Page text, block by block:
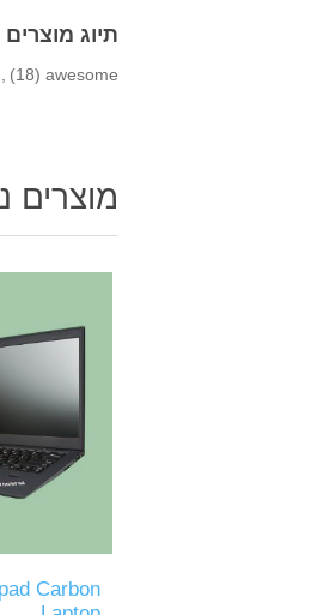
תיוג מוצרים
awesome
(18)
,
מוצרים
Carbon